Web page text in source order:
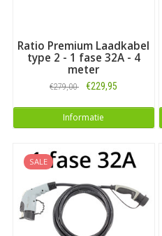
Ratio Premium Laadkabel
type 2 - 1 fase 32A - 4
meter
€279,00 €229,95
Informatie
SALE